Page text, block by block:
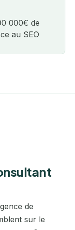
000€ de
au SEO
de
sur le